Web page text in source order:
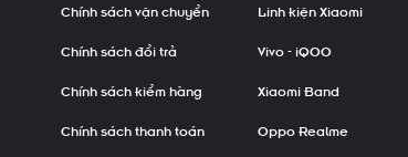
Chính sách vận chuyển
Chính sách đổi trả
Chính sách kiểm hàng
Chính sách thanh toán
Linh kiện Xiaomi
Vivo - iQOO
Xiaomi Band
Oppo Realme